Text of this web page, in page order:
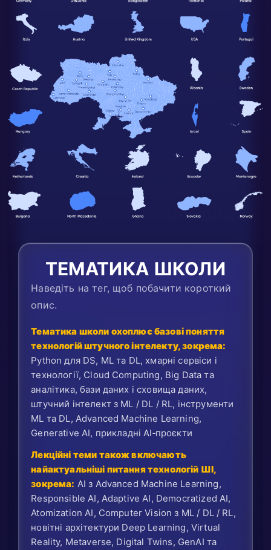
ТЕМАТИКА ШКОЛИ
Наведіть на тег, щоб побачити короткий
опис.
Тематика школи охоплює базові поняття
технологій штучного інтелекту, зокрема:
Python для DS, ML та DL, хмарні сервіси і
технології, Cloud Computing, Big Data та
аналітика, бази даних і сховища даних,
штучний інтелект з ML / DL / RL, інструменти
ML та DL, Advanced Machine Learning,
Generative AI, прикладні AI‑проєкти
Лекційні теми також включають
найактуальніші питання технологій ШІ,
зокрема: AI з Advanced Machine Learning,
Responsible AI, Adaptive AI, Democratized AI,
Atomization AI, Computer Vision з ML / DL / RL,
новітні архітектури Deep Learning, Virtual
Reality, Metaverse, Digital Twins, GenAI та